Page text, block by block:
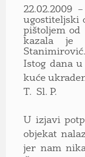
22.02.2009
ugostiteljski
pištoljem od
kazala je
Stanimirović.
Istog dana
kuće
T. Sl. P.
U izjavi
objekat
jer nam